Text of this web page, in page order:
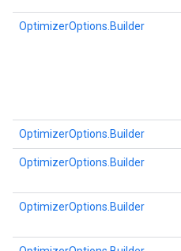
OptimizerOptions.Builder
OptimizerOptions.Builder
OptimizerOptions.Builder
OptimizerOptions.Builder